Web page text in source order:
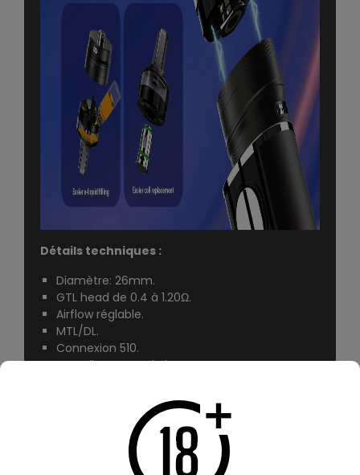
Détails techniques :
Diamètre: 26mm.
GTL head de 0.4 à 1.20Ω.
Airflow réglable.
MTL/DL.
Connexion 510.
Remplissage par le haut.